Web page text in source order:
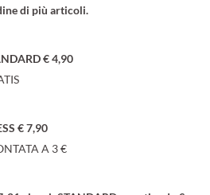
di più articoli.
€ 4,90
€ 7,90
A 3 €